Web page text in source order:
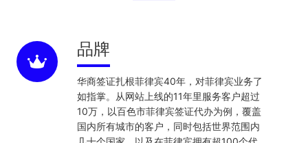
品牌
华商签证扎根菲律宾40年，对菲律宾业务了
如指掌。从网站上线的11年里服务客户超过
10万，以百色市菲律宾签证代办为例，覆盖
国内所有城市的客户，同时包括世界范围内